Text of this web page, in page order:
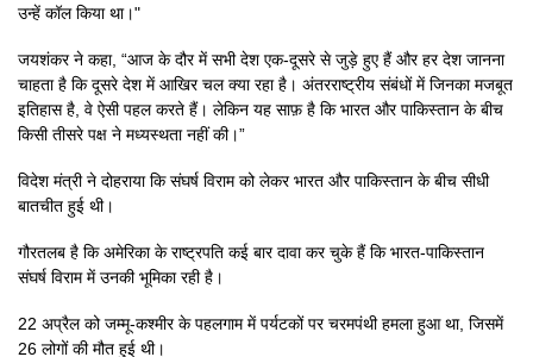
उन्हें कॉल किया था।"
जयशंकर ने कहा, “आज के दौर में सभी देश एक-दूसरे से जुड़े हुए हैं और हर देश जानना
चाहता है कि दूसरे देश में आखिर चल क्या रहा है। अंतरराष्ट्रीय संबंधों में जिनका मजबूत
इतिहास है, वे ऐसी पहल करते हैं। लेकिन यह साफ़ है कि भारत और पाकिस्तान के बीच
किसी तीसरे पक्ष ने मध्यस्थता नहीं की।”
विदेश मंत्री ने दोहराया कि संघर्ष विराम को लेकर भारत और पाकिस्तान के बीच सीधी
बातचीत हुई थी।
गौरतलब है कि अमेरिका के राष्ट्रपति कई बार दावा कर चुके हैं कि भारत-पाकिस्तान
संघर्ष विराम में उनकी भूमिका रही है।
22 अप्रैल को जम्मू-कश्मीर के पहलगाम में पर्यटकों पर चरमपंथी हमला हुआ था, जिसमें
26 लोगों की मौत हुई थी।